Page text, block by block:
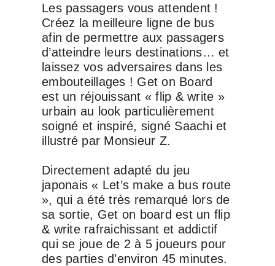
Les passagers vous attendent !
Créez la meilleure ligne de bus
afin de permettre aux passagers
d’atteindre leurs destinations… et
laissez vos adversaires dans les
embouteillages ! Get on Board
est un réjouissant « flip & write »
urbain au look particulièrement
soigné et inspiré, signé Saachi et
illustré par Monsieur Z.
Directement adapté du jeu
japonais « Let’s make a bus route
», qui a été très remarqué lors de
sa sortie, Get on board est un flip
& write rafraichissant et addictif
qui se joue de 2 à 5 joueurs pour
des parties d’environ 45 minutes.